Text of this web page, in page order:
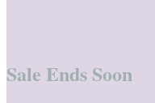
Sale Ends Soon